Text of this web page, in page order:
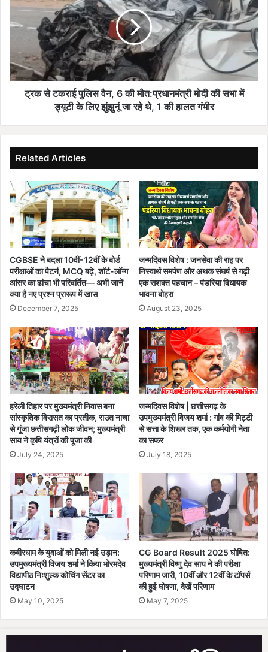
ना
दा
दे
मं
ज
न
ट
की
दौ
ड़
से
8
सा
ल
त
क
त
का
जो
खि
म
3
5
%
क
म
हो
से
क
पु
लि
की
मौ
त
:
प्र
धा
मं
त्री
मो
दी
की
स
में
ड्यू
टी
के
लि
ए
झुं
झु
नूं
जा
र
थे
,
की
हा
त
गं
भी
र
ट्रक से टकराई पुलिस वैन, 6 की मौत:प्रधानमंत्री मोदी की सभा में
ड्यूटी के लिए झुंझुनूं जा रहे थे, 1 की हालत गंभीर
Related Articles
CGBSE ने बदला 10वीं-12वीं के बोर्ड
परीक्षाओं का पैटर्न, MCQ बढ़े, शॉर्ट-लॉन्ग
आंसर का ढांचा भी परिवर्तित— अभी जानें
क्या है नए प्रश्न प्रारूप में खास
December 7, 2025
जन्मदिवस विशेष : जनसेवा की राह पर
निस्वार्थ समर्पण और अथक संघर्ष से गढ़ी
एक सशक्त पहचान – पंडरिया विधायक
भावना बोहरा
August 23, 2025
हरेली तिहार पर मुख्यमंत्री निवास बना
सांस्कृतिक विरासत का प्रतीक, राउत नाचा
से गूंजा छत्तीसगढ़ी लोक जीवन; मुख्यमंत्री
साय ने कृषि यंत्रों की पूजा की
July 24, 2025
जन्मदिवस विशेष | छत्तीसगढ़ के
उपमुख्यमंत्री विजय शर्मा : गांव की मिट्टी
से सत्ता के शिखर तक, एक कर्मयोगी नेता
का सफर
July 18, 2025
कबीरधाम के युवाओं को मिली नई उड़ान:
उपमुख्यमंत्री विजय शर्मा ने किया भोरमदेव
विद्यापीठ निःशुल्क कोचिंग सेंटर का
उद्घाटन
May 10, 2025
CG Board Result 2025 घोषित:
मुख्यमंत्री विष्णु देव साय ने की परीक्षा
परिणाम जारी, 10वीं और 12वीं के टॉपर्स
की हुई घोषणा, देखें परिणाम
May 7, 2025